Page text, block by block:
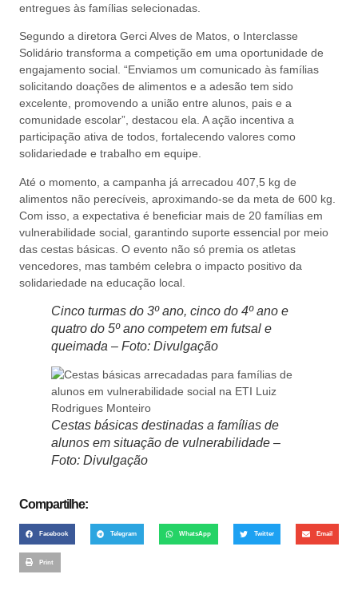
entregues às famílias selecionadas.
Segundo a diretora Gerci Alves de Matos, o Interclasse
Solidário transforma a competição em uma oportunidade de
engajamento social. “Enviamos um comunicado às famílias
solicitando doações de alimentos e a adesão tem sido
excelente, promovendo a união entre alunos, pais e a
comunidade escolar”, destacou ela. A ação incentiva a
participação ativa de todos, fortalecendo valores como
solidariedade e trabalho em equipe.
Até o momento, a campanha já arrecadou 407,5 kg de
alimentos não perecíveis, aproximando-se da meta de 600 kg.
Com isso, a expectativa é beneficiar mais de 20 famílias em
vulnerabilidade social, garantindo suporte essencial por meio
das cestas básicas. O evento não só premia os atletas
vencedores, mas também celebra o impacto positivo da
solidariedade na educação local.
Cinco turmas do 3º ano, cinco do 4º ano e
quatro do 5º ano competem em futsal e
queimada – Foto: Divulgação
Cestas básicas destinadas a famílias de
alunos em situação de vulnerabilidade –
Foto: Divulgação
Compartilhe:
Facebook Telegram WhatsApp Twitter Email
Print